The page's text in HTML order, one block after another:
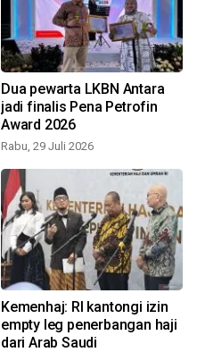
Dua pewarta LKBN Antara
jadi finalis Pena Petrofin
Award 2026
Rabu, 29 Juli 2026
Kemenhaj: RI kantongi izin
empty leg penerbangan haji
dari Arab Saudi